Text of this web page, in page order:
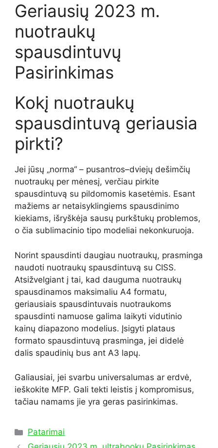
Geriausių 2023 m.
nuotraukų
spausdintuvų
Pasirinkimas
Kokį nuotraukų
spausdintuvą geriausia
pirkti?
Jei jūsų „norma“ – pusantros–dviejų dešimčių
nuotraukų per mėnesį, verčiau pirkite
spausdintuvą su pildomomis kasetėmis. Esant
mažiems ar netaisyklingiems spausdinimo
kiekiams, išryškėja sausų purkštukų problemos,
o čia sublimacinio tipo modeliai nekonkuruoja.
Norint spausdinti daugiau nuotraukų, prasminga
naudoti nuotraukų spausdintuvą su CISS.
Atsižvelgiant į tai, kad dauguma nuotraukų
spausdinamos maksimaliu A4 formatu,
geriausiais spausdintuvais nuotraukoms
spausdinti namuose galima laikyti vidutinio
kainų diapazono modelius. Įsigyti plataus
formato spausdintuvą prasminga, jei didelė
dalis spaudinių bus ant A3 lapų.
Galiausiai, jei svarbu universalumas ar erdvė,
ieškokite MFP. Gali tekti leistis į kompromisus,
tačiau namams jie yra geras pasirinkimas.
Kategorijos
Patarimai